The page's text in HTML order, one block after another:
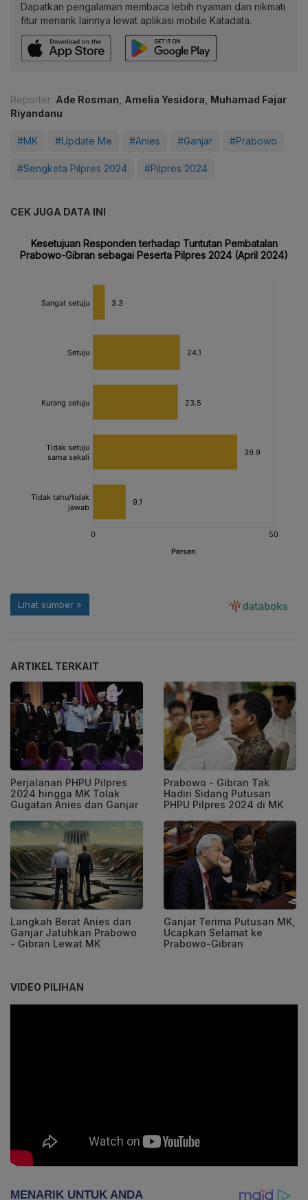
Dapatkan pengalaman membaca lebih nyaman dan nikmati
fitur menarik lainnya lewat aplikasi mobile Katadata.
Reporter: Ade Rosman, Amelia Yesidora, Muhamad Fajar
Riyandanu
#MK #Update Me #Anies #Ganjar #Prabowo
#Sengketa Pilpres 2024 #Pilpres 2024
CEK JUGA DATA INI
ARTIKEL TERKAIT
Perjalanan PHPU Pilpres
2024 hingga MK Tolak
Gugatan Anies dan Ganjar
Prabowo - Gibran Tak
Hadiri Sidang Putusan
PHPU Pilpres 2024 di MK
Langkah Berat Anies dan
Ganjar Jatuhkan Prabowo
- Gibran Lewat MK
Ganjar Terima Putusan MK,
Ucapkan Selamat ke
Prabowo-Gibran
VIDEO PILIHAN